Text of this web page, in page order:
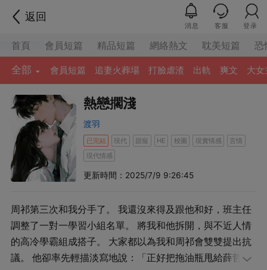
返回
消息 客服 登录
首頁 會員短篇 精品短篇 網絡熱文 耽美短篇 恐
全部 會員短篇 追妻火葬場 打臉虐渣 出軌 爽文 大女
熱戀擱淺
渡羽
已完結 現代 甜寵 HE 校園 現實情感
言情
現代情感
更新時間：2025/7/9 9:26:45
周祁第三次和我分手了。 我還沒來得及跟他和好，班主任
調整了一對一學習小組名單。 將我和他拆開，與不近人情
的高冷學霸組成搭子。 大家都以為我和周祁會雙雙提出抗
議。 他卻率先輕描淡寫地說：「正好把拖油瓶甩給薛哲，